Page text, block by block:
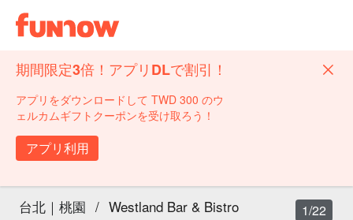
期間限定3倍！アプリDLで割引！
アプリをダウンロードして TWD 300 のウ
ェルカムギフトクーポンを受け取ろう！
アプリ利用
台北｜桃園 / Westland Bar & Bistro 1/22